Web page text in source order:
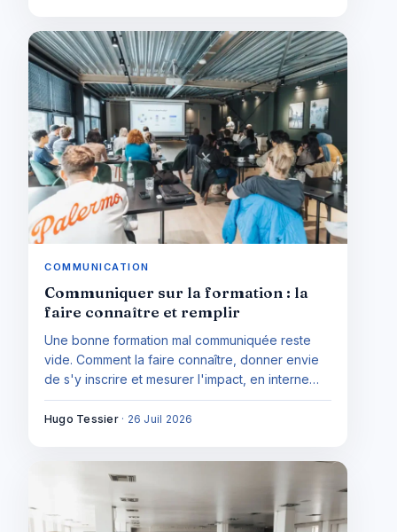
COMMUNICATION
Communiquer sur la formation : la
faire connaître et remplir
Une bonne formation mal communiquée reste
vide. Comment la faire connaître, donner envie
de s'y inscrire et mesurer l'impact, en interne
comme en externe.
Hugo Tessier · 26 Juil 2026